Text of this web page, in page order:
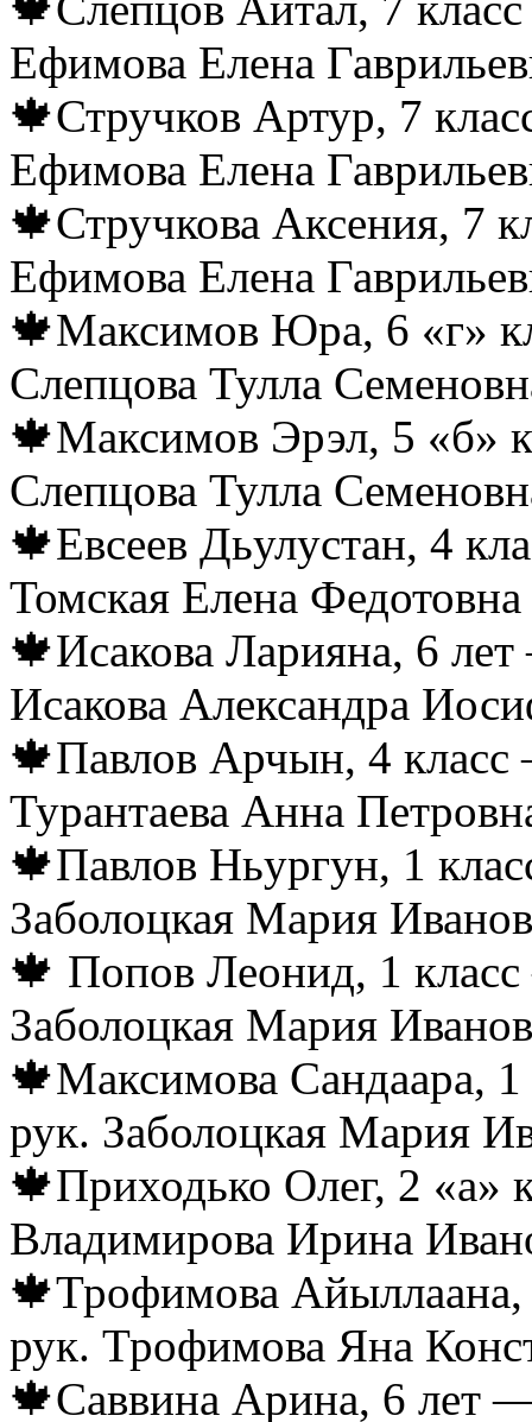
Ефимова Елена
🍁Стручков Артур, 7
Ефимова Елена
🍁Стручкова Аксения, 7
Ефимова Елена
🍁Максимов Юра, 6 «г»
Слепцова Тулла
🍁Максимов Эрэл, 5 «б»
Слепцова Тулла
🍁Евсеев Дьулустан, 4
Томская Елена Федотовна
🍁Исакова Ларияна, 6
Исакова Александра
🍁Павлов Арчын, 4
Турантаева Анна
🍁Павлов Ньургун, 1
Заболоцкая Мария
🍁 Попов Леонид, 1
Заболоцкая Мария
🍁Максимова Сандаара,
рук. Заболоцкая Мария
🍁Приходько Олег, 2 «а»
Владимирова Ирина
🍁Трофимова
рук. Трофимова Яна
🍁Саввина Арина, 6 лет